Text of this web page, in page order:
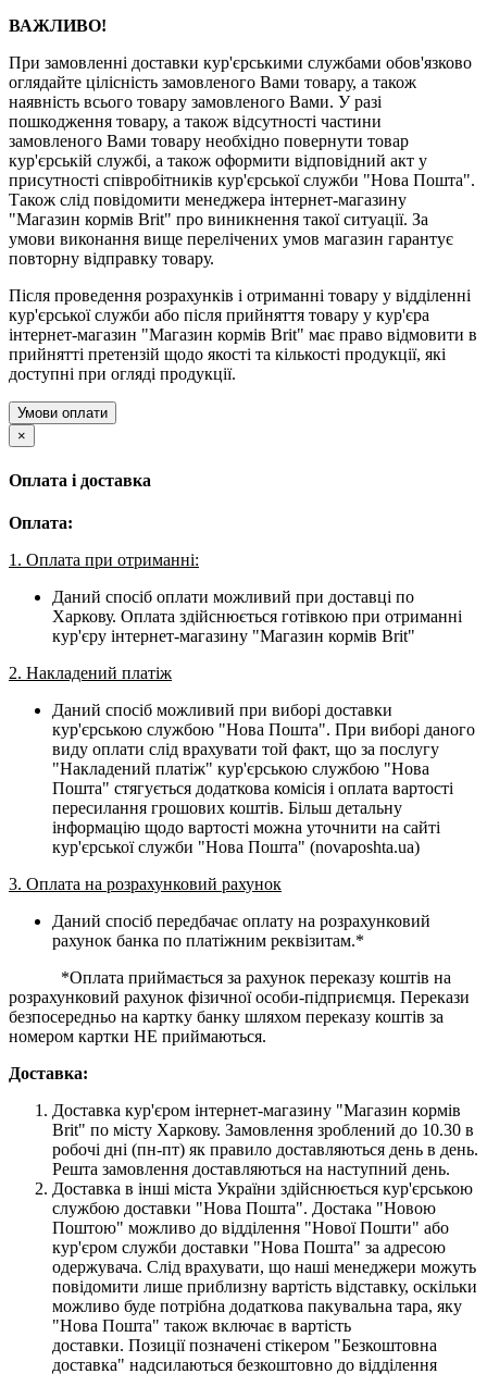
ВАЖЛИВО!
При замовленні доставки кур'єрськими службами обов'язково
оглядайте цілісність замовленого Вами товару, а також
наявність всього товару замовленого Вами. У разі
пошкодження товару, а також відсутності частини
замовленого Вами товару необхідно повернути товар
кур'єрській службі, а також оформити відповідний акт у
присутності співробітників кур'єрської служби "Нова Пошта".
Також слід повідомити менеджера інтернет-магазину
"Магазин кормів Brit" про виникнення такої ситуації. За
умови виконання вище перелічених умов магазин гарантує
повторну відправку товару.
Після проведення розрахунків і отриманні товару у відділенні
кур'єрської служби або після прийняття товару у кур'єра
інтернет-магазин "Магазин кормів Brit" має право відмовити в
прийнятті претензій щодо якості та кількості продукції, які
доступні при огляді продукції.
Умови оплати
×
Оплата і доставка
Оплата:
1. Оплата при отриманні:
Даний спосіб оплати можливий при доставці по
Харкову. Оплата здійснюється готівкою при отриманні
кур'єру інтернет-магазину "Магазин кормів Brit"
2. Накладений платіж
Даний спосіб можливий при виборі доставки
кур'єрською службою "Нова Пошта". При виборі даного
виду оплати слід врахувати той факт, що за послугу
"Накладений платіж" кур'єрською службою "Нова
Пошта" стягується додаткова комісія і оплата вартості
пересилання грошових коштів. Більш детальну
інформацію щодо вартості можна уточнити на сайті
кур'єрської служби "Нова Пошта" (novaposhta.ua)
3. Оплата на розрахунковий рахунок
Даний спосіб передбачає оплату на розрахунковий
рахунок банка по платіжним реквізитам.*
*Оплата приймається за рахунок переказу коштів на
розрахунковий рахунок фізичної особи-підприємця. Перекази
безпосередньо на картку банку шляхом переказу коштів за
номером картки НЕ приймаються.
Доставка:
Доставка кур'єром інтернет-магазину "Магазин кормів
Brit" по місту Харкову. Замовлення зроблений до 10.30 в
робочі дні (пн-пт) як правило доставляються день в день.
Решта замовлення доставляються на наступний день.
Доставка в інші міста України здійснюється кур'єрською
службою доставки "Нова Пошта". Достака "Новою
Поштою" можливо до відділення "Нової Пошти" або
кур'єром служби доставки "Нова Пошта" за адресою
одержувача. Слід врахувати, що наші менеджери можуть
повідомити лише приблизну вартість відставку, оскільки
можливо буде потрібна додаткова пакувальна тара, яку
"Нова Пошта" також включає в вартість
доставки. Позиції позначені стікером "Безкоштовна
доставка" надсилаються безкоштовно до відділення